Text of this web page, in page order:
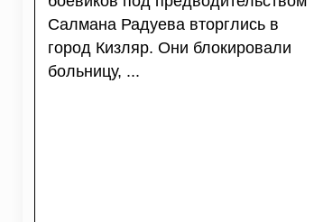
Салмана Радуева вторглись в
город Кизляр. Они блокировали
больницу, ...